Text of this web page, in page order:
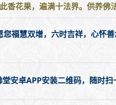
香花果，遍满十法界。供养佛
您福慧双增，六时吉祥，心怀
堂安卓APP安装二维码，随时